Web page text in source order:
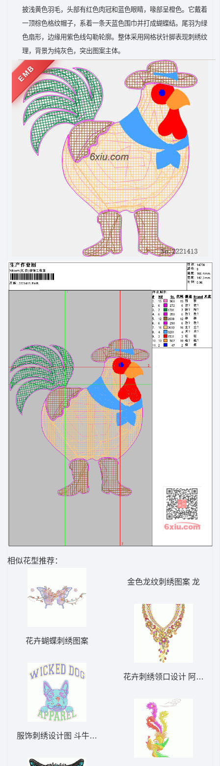
披浅黄色羽毛，头部有红色肉冠和蓝色眼睛，喙部呈橙色。它戴着
一顶棕色格纹帽子，系着一条天蓝色围巾并打成蝴蝶结。尾羽为绿
色扇形，边缘用紫色线勾勒轮廓。整体采用网格状针脚表现刺绣纹
理，背景为纯灰色，突出图案主体。
EMB
相似花型推荐：
花卉蝴蝶刺绣图案
服饰刺绣设计图 斗牛犬毛巾绣
金色龙纹刺绣图案 龙
花卉刺绣领口设计 阿拉伯